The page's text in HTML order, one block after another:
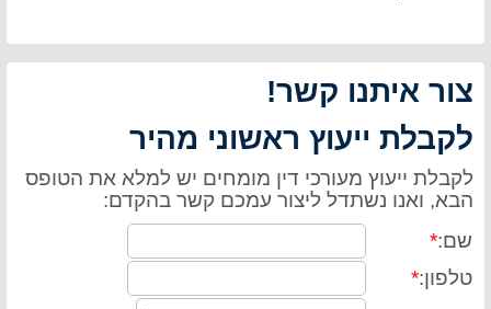
צור איתנו קשר!
לקבלת ייעוץ ראשוני מהיר
לקבלת ייעוץ מעורכי דין מומחים יש למלא את הטופס
הבא, ואנו נשתדל ליצור עמכם קשר בהקדם:
שם:*
טלפון:*